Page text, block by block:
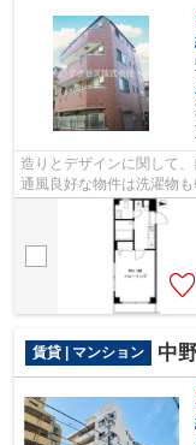
造りとデザインに関して
通風良好な物件は洗濯物
性に優れ、管理の手間も抑
賃貸 | マンション 中